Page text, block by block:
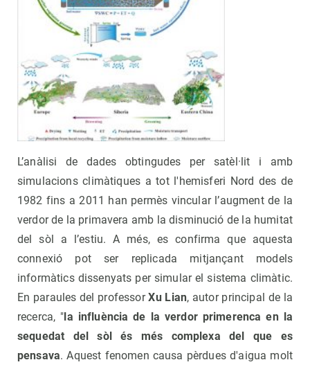
L’anàlisi de dades obtingudes per satèl·lit i amb
simulacions climàtiques a tot l'hemisferi Nord des de
1982 fins a 2011 han permès vincular l’augment de la
verdor de la primavera amb la disminució de la humitat
del sòl a l’estiu. A més, es confirma que aquesta
connexió pot ser replicada mitjançant models
informàtics dissenyats per simular el sistema climàtic.
En paraules del professorXu Lian, autor principal de la
recerca, " la influència de la verdor primerenca en la
sequedat del sòl és més complexa del que es
pensava. Aquest fenomen causa pèrdues d'aigua molt